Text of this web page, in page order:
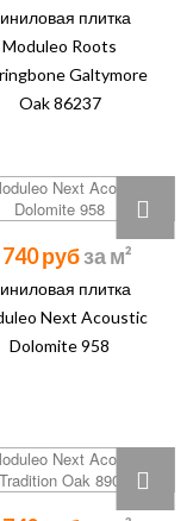
плитка
Moduleo Roots
Galtymore
Oak 86237
740 руб
плитка
Next Acoustic
Dolomite 958